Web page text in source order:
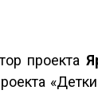
проекта